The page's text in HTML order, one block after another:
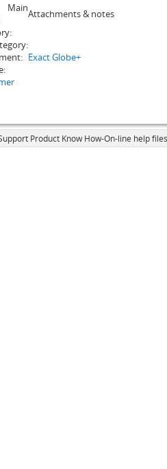
Attachments & notes
Exact Globe+
Product Know How-On-line help